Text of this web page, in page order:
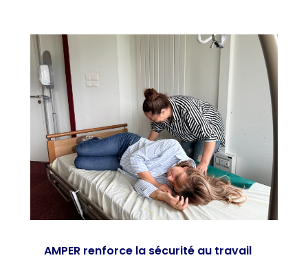
AMPER renforce la sécurité au travail